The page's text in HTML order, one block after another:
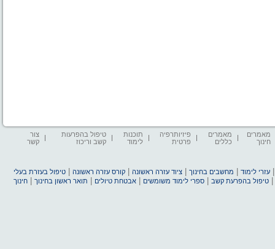
מאמרים
חינוך
מאמרים
כללים
פיזיותרפיה
פרטית
תוכנות
לימוד
טיפול בהפרעות
קשב וריכוז
צור
קשר
עזרי לימוד מחשבים בחינוך |ציוד עזרה ראשונה |קורס עזרה ראשונה |טיפול בעזרת בעלי
|טיפול בהפרעת קשב |ספרי לימוד משומשים |אבטחת טיולים תואר ראשון בחינוך |חינוך